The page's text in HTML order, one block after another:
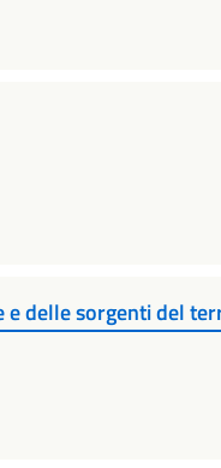
e delle sorgenti del